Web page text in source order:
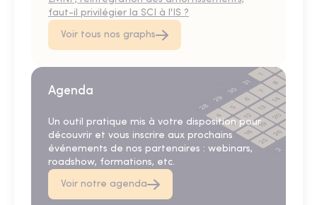
faut-il privilégier la SCI à l'IS ?
Voir tous nos graphs
Agenda
Un outil pratique mis à votre disposition pour
découvrir et vous inscrire aux prochains
événements de nos partenaires : webinars,
roadshow, formations, etc.
Voir notre agenda